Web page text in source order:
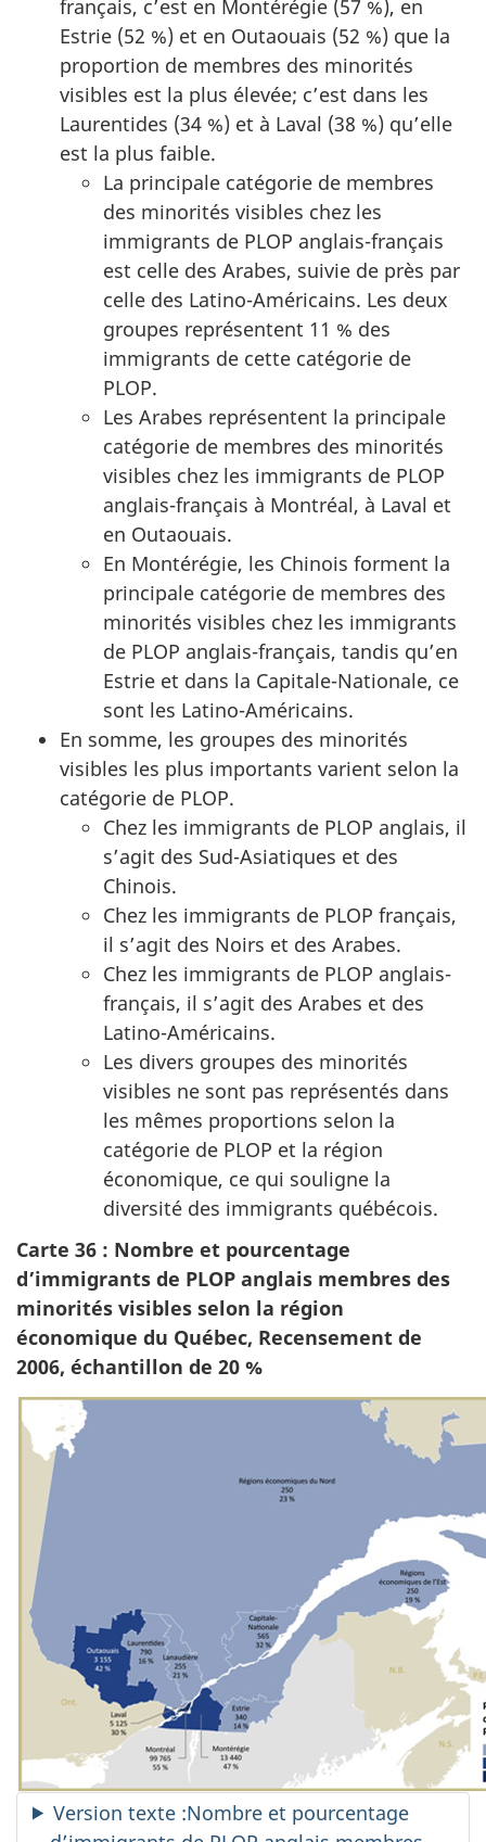
français, c’est en Montérégie (57 %), en
Estrie (52 %) et en Outaouais (52 %) que la
proportion de membres des minorités
visibles est la plus élevée; c’est dans les
Laurentides (34 %) et à Laval (38 %) qu’elle
est la plus faible.
La principale catégorie de membres
des minorités visibles chez les
immigrants de PLOP anglais-français
est celle des Arabes, suivie de près par
celle des Latino-Américains. Les deux
groupes représentent 11 % des
immigrants de cette catégorie de
PLOP.
Les Arabes représentent la principale
catégorie de membres des minorités
visibles chez les immigrants de PLOP
anglais-français à Montréal, à Laval et
en Outaouais.
En Montérégie, les Chinois forment la
principale catégorie de membres des
minorités visibles chez les immigrants
de PLOP anglais-français, tandis qu’en
Estrie et dans la Capitale-Nationale, ce
sont les Latino-Américains.
En somme, les groupes des minorités
visibles les plus importants varient selon la
catégorie de PLOP.
Chez les immigrants de PLOP anglais, il
s’agit des Sud-Asiatiques et des
Chinois.
Chez les immigrants de PLOP français,
il s’agit des Noirs et des Arabes.
Chez les immigrants de PLOP anglais-
français, il s’agit des Arabes et des
Latino-Américains.
Les divers groupes des minorités
visibles ne sont pas représentés dans
les mêmes proportions selon la
catégorie de PLOP et la région
économique, ce qui souligne la
diversité des immigrants québécois.
Carte 36 : Nombre et pourcentage
d’immigrants de PLOP anglais membres des
minorités visibles selon la région
économique du Québec, Recensement de
2006, échantillon de 20 %
Version texte :Nombre et pourcentage